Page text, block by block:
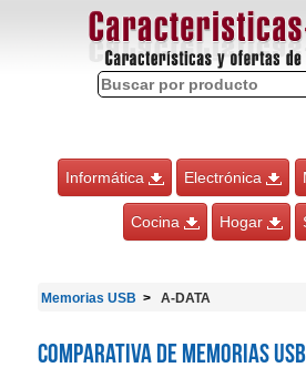
Informática Electrónica
Cocina Hogar
Memorias USB A-DATA
Comparativa de Memorias USB